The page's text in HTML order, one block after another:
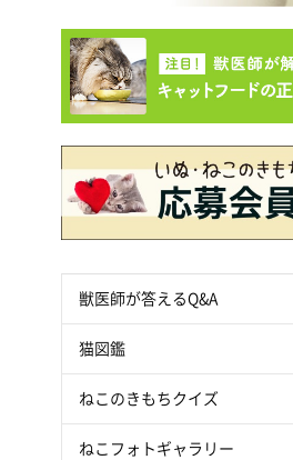
獣医師が答えるQ&A
猫図鑑
ねこのきもちクイズ
ねこフォトギャラリー